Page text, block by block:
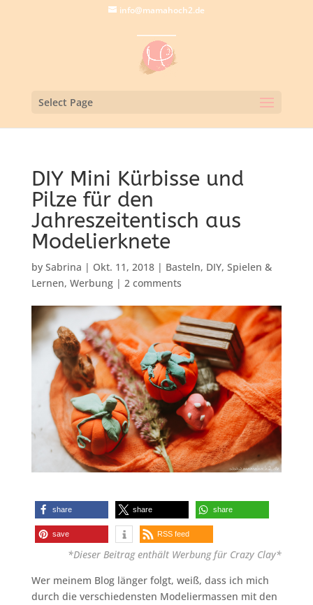
info@mamahoch2.de
Select Page
DIY Mini Kürbisse und
Pilze für den
Jahreszeitentisch aus
Modelierknete
by Sabrina | Okt. 11, 2018| Basteln, DIY, Spielen &
Lernen, Werbung| 2 comments
share share share
save RSS feed
*Dieser Beitrag enthält Werbung für Crazy Clay*
Wer meinem Blog länger folgt, weiß, dass ich mich
durch die verschiedensten Modeliermassen mit den